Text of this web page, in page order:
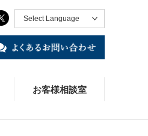
Select Language
お客様相談室